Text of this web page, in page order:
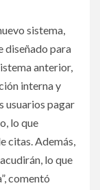
sistema,
diseñado para
anterior,
interna y
usuarios pagar
lo que
citas. Además,
lo que
comentó